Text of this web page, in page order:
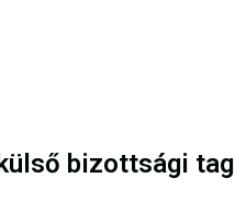
bizottsági tag